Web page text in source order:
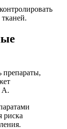
тканей.
препараты,
А.
риска